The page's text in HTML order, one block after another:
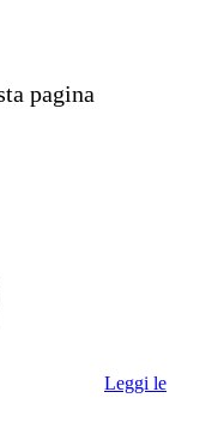
pagina
Leggi le